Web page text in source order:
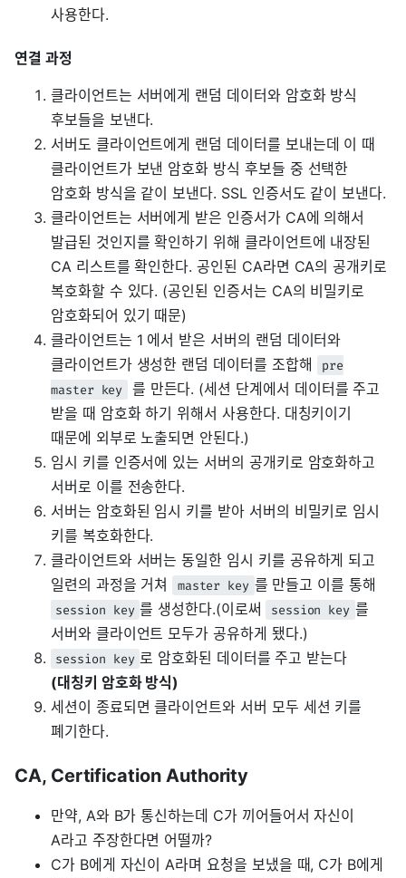
사용한다.
연결 과정
클라이언트는 서버에게 랜덤 데이터와 암호화 방식
후보들을 보낸다.
서버도 클라이언트에게 랜덤 데이터를 보내는데 이 때
클라이언트가 보낸 암호화 방식 후보들 중 선택한
암호화 방식을 같이 보낸다. SSL 인증서도 같이 보낸다.
클라이언트는 서버에게 받은 인증서가 CA에 의해서
발급된 것인지를 확인하기 위해 클라이언트에 내장된
CA 리스트를 확인한다. 공인된 CA라면 CA의 공개키로
복호화할 수 있다. (공인된 인증서는 CA의 비밀키로
암호화되어 있기 때문)
클라이언트는 1 에서 받은 서버의 랜덤 데이터와
클라이언트가 생성한 랜덤 데이터를 조합해
pre
master key
를 만든다. (세션 단계에서 데이터를 주고
받을 때 암호화 하기 위해서 사용한다. 대칭키이기
때문에 외부로 노출되면 안된다.)
임시 키를 인증서에 있는 서버의 공개키로 암호화하고
서버로 이를 전송한다.
서버는 암호화된 임시 키를 받아 서버의 비밀키로 임시
키를 복호화한다.
클라이언트와 서버는 동일한 임시 키를 공유하게 되고
일련의 과정을 거쳐
master key 를 만들고 이를 통해
session key 를 생성한다.(이로써 session key 를
서버와 클라이언트 모두가 공유하게 됐다.)
session key 로 암호화된 데이터를 주고 받는다
(대칭키 암호화 방식)
세션이 종료되면 클라이언트와 서버 모두 세션 키를
폐기한다.
CA, Certification Authority
만약, A와 B가 통신하는데 C가 끼어들어서 자신이
A라고 주장한다면 어떨까?
C가 B에게 자신이 A라며 요청을 보냈을 때, C가 B에게